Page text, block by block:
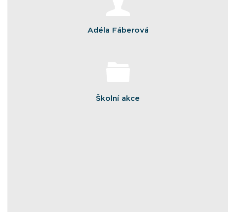
Adéla Fáberová
Školní akce